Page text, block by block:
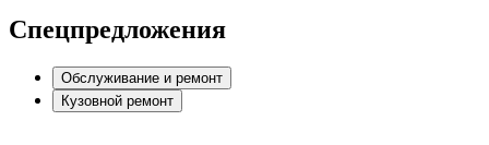
Спецпредложения
Обслуживание и ремонт
Кузовной ремонт